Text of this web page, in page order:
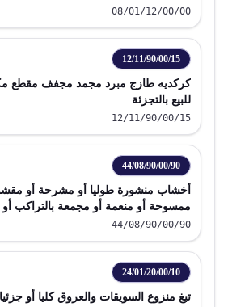
08/01/12/00/00
12/11/90/00/15
كركديه طازج مبرد مجمد مجفف مقطع
للبيع بالتجزئة
12/11/90/00/15
44/08/90/00/90
أخشاب منشورة طوليا أو مشرحة أو
ممسوحة أو منعمة أو مجمعة بالتراكب أو
سمك لا يزيد عن 6 مم
44/08/90/00/90
24/01/20/00/10
تبغ منزوع السويقات والعروق كليا أو